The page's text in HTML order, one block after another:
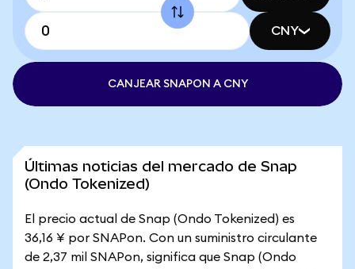
CNY
CANJEAR SNAPON A CNY
Últimas noticias del mercado de Snap
(Ondo Tokenized)
El precio actual de Snap (Ondo Tokenized) es
36,16 ¥ por SNAPon. Con un suministro circulante
de 2,37 mil SNAPon, significa que Snap (Ondo